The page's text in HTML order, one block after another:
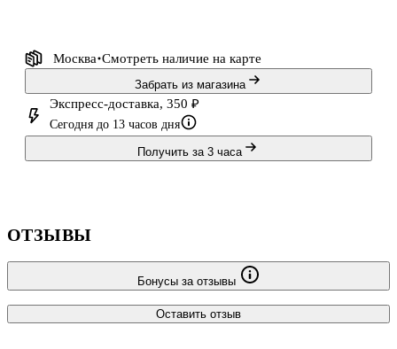
Москва Смотреть наличие на карте
Забрать из магазина
Экспресс-доставка, 350 ₽
Сегодня до 13 часов дня
Получить за 3 часа
ОТЗЫВЫ
Бонусы за отзывы
Оставить отзыв